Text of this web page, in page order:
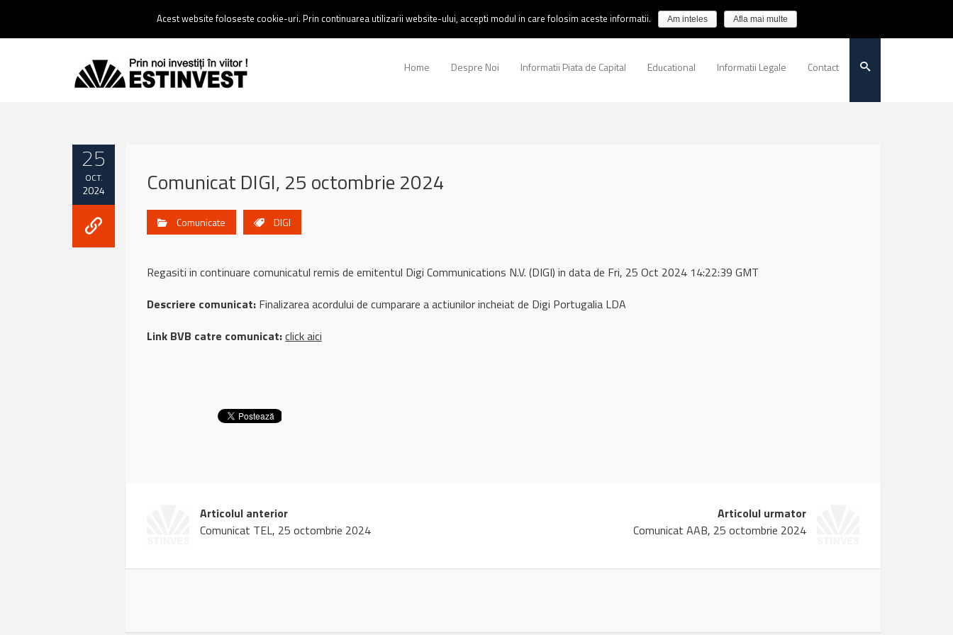
0237 238 900 |Email :contact@estinvest.ro
Home Despre Noi Informatii Piata de Capital Educational Informatii Legale Contact
25
OCT.
2024 Comunicat DIGI, 25 octombrie 2024
Comunicate DIGI
Regasiti in continuare comunicatul remis de emitentul Digi Communications N.V. (DIGI) in data de Fri, 25 Oct 2024 14:22:39 GMT
Descriere comunicat: Finalizarea acordului de cumparare a actiunilor incheiat de Digi Portugalia LDA
Link BVB catre comunicat:click aici
Articolul anterior
Comunicat TEL, 25 octombrie 2024
Articolul urmator
Comunicat AAB, 25 octombrie 2024
Acest website foloseste cookie-uri. Prin continuarea utilizarii website-ului, accepti modul in care folosim aceste informatii. Am inteles Afla mai multe